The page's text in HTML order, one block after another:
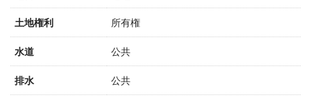
土地権利 所有権
水道 公共
排水 公共